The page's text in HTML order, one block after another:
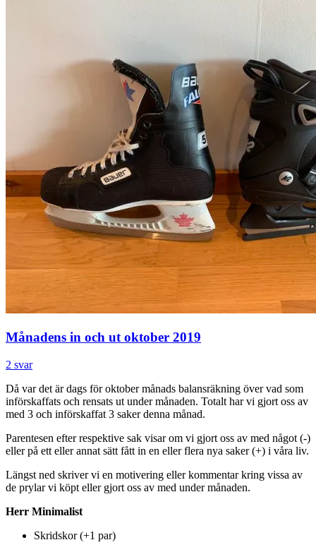
Månadens in och ut oktober 2019
2 svar
Då var det är dags för oktober månads balansräkning över vad som
införskaffats och rensats ut under månaden. Totalt har vi gjort oss av
med 3 och införskaffat 3 saker denna månad.
Parentesen efter respektive sak visar om vi gjort oss av med något (-)
eller på ett eller annat sätt fått in en eller flera nya saker (+) i våra liv.
Längst ned skriver vi en motivering eller kommentar kring vissa av
de prylar vi köpt eller gjort oss av med under månaden.
Herr Minimalist
Skridskor (+1 par)